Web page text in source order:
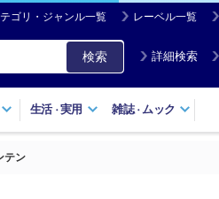
ゴリ・ジャンル一覧 レーベル一覧
検索 詳細検索
生活・実用 雑誌・ ムック
テン